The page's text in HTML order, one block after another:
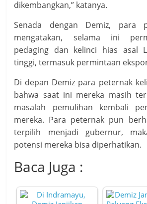
dikembangkan,” katanya.
Senada dengan Demiz, para
mengatakan, selama ini
pedaging dan kelinci hias asal
tinggi, termasuk permintaan
Di depan Demiz para peternak
bahwa saat ini mereka masih
masalah pemulihan kembali
mereka. Para peternak pun
terpilih menjadi gubernur,
potensi mereka bisa diperhatikan.
Baca Juga :